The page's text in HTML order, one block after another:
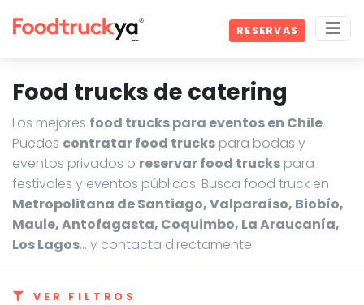
RESERVAS
Food trucks de catering
Los mejores food trucks para eventos en Chile.
Puedes contratar food trucks para bodas y
eventos privados o reservar food trucks para
festivales y eventos públicos. Busca food truck en
Metropolitana de Santiago, Valparaíso, Biobío,
Maule, Antofagasta, Coquimbo, La Araucanía,
Los Lagos… y contacta directamente.
VER FILTROS